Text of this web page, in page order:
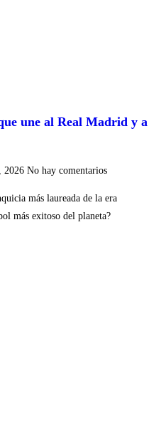
une al Real Madrid y a
2026 No hay comentarios
más laureada de la era
más exitoso del planeta?